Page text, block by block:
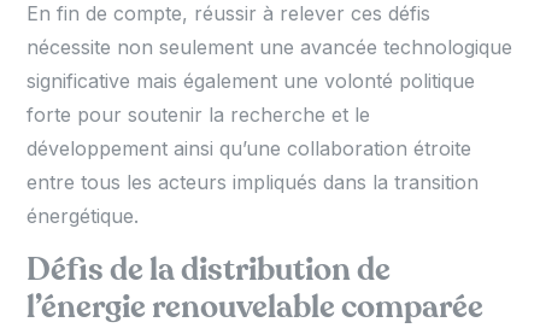
En fin de compte, réussir à relever ces défis
nécessite non seulement une avancée technologique
significative mais également une volonté politique
forte pour soutenir la recherche et le
développement ainsi qu’une collaboration étroite
entre tous les acteurs impliqués dans la transition
énergétique.
Défis de la distribution de
l’énergie renouvelable comparée